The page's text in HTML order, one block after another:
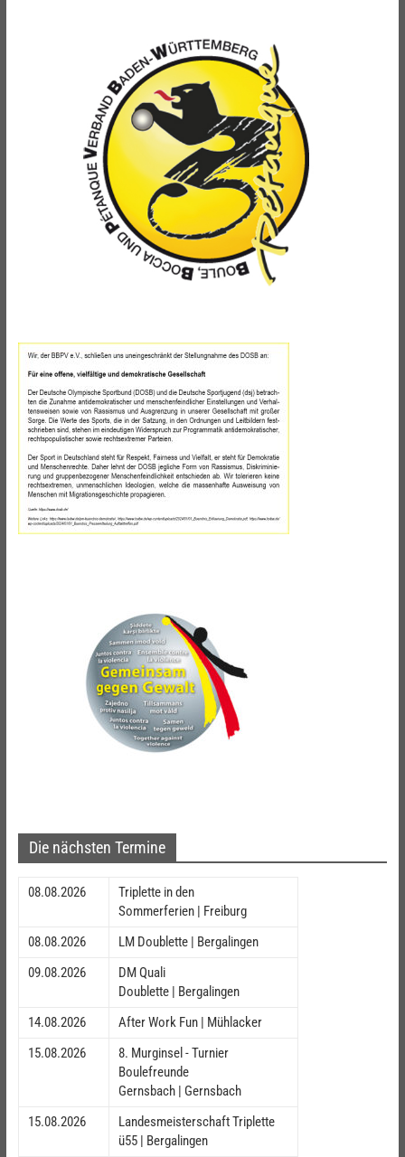
Die nächsten Termine
08.08.2026
Triplette in den
Sommerferien | Freiburg
08.08.2026
LM Doublette | Bergalingen
09.08.2026
DM Quali
Doublette | Bergalingen
14.08.2026
After Work Fun | Mühlacker
15.08.2026
8. Murginsel - Turnier
Boulefreunde
Gernsbach | Gernsbach
15.08.2026
Landesmeisterschaft Triplette
ü55 | Bergalingen